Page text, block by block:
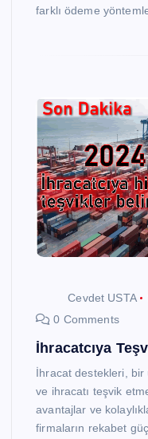
farklı ödeme
Cevdet USTA
0 Comments
İhracatcıya
İhracat destekleri, bir
ve ihracatı teşvik
avantajlar ve
firmaların rekabet